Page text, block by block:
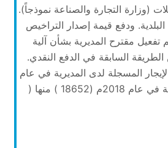
(وزارة التجارة والصناعة نموذجاً).
ودفع قيمة إصدار التراخيص
تفعيل مقترح المديرية بشأن آلية
السابقة في الدفع النقدي.
المسجلة لدى المديرية في عام
2018 (22357) منها (2833) تم تسجيلها إلكترونيًا وبلغ عدد التراخيص المسجلة في عام 2018م (18652 ) منها (